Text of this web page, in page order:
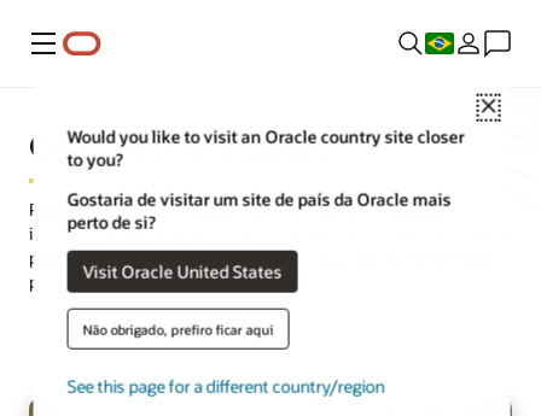
Menu
Close
Would you like to visit an Oracle country site closer
to you?
Gostaria de visitar um site de país da Oracle mais
perto de si?
Visit Oracle United States
Não obrigado, prefiro ficar aqui
See this page for a different country/region
Oracle Compensation
Promova a equidade e ajude a reter os melhores talentos,
independentemente da localização, usando dados em tempo real
para criar e modelar planos de remuneração com base em seus
próprios requisitos exclusivos.
Solicite uma demonstração Faça um tour